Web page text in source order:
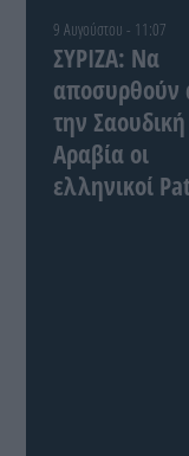
9 Αυγούστου - 11:07
ΣΥΡΙΖΑ: Να
αποσυρθούν
την Σαουδική
Αραβία οι
ελληνικοί